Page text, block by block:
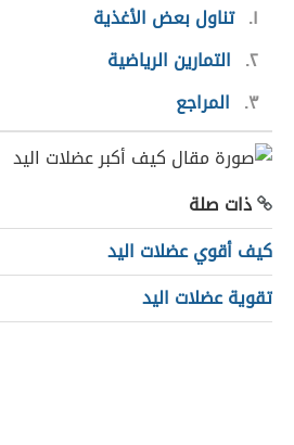
١ تناول بعض الأغذية
٢ التمارين الرياضية
٣
المراجع
ذات صلة
كيف أقوي عضلات اليد
تقوية عضلات اليد